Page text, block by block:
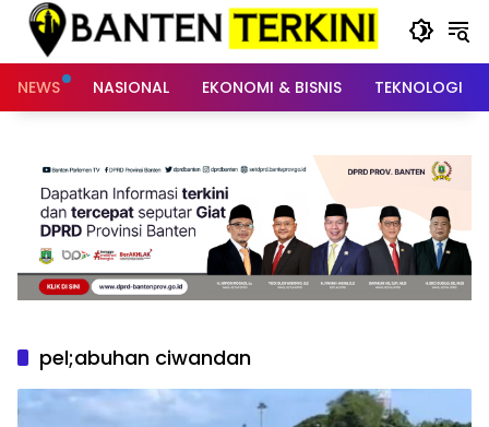
NEWS NASIONAL EKONOMI & BISNIS TEKNOLOGI
pel;abuhan ciwandan